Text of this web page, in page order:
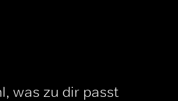
was zu dir passt